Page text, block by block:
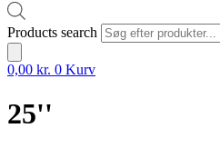
Products search
0,00 kr. 0 Kurv
25''